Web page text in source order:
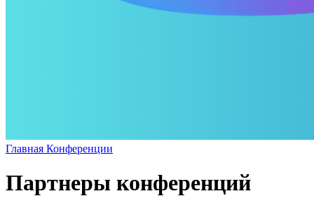
Главная Конференции
Партнеры конференций